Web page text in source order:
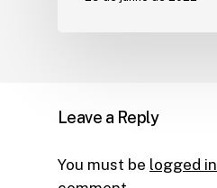
Leave a Reply
You must be logged in